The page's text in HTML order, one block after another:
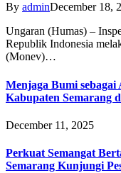
By adminDecember 18,
Ungaran (Humas) –
Republik Indonesia
(Monev)…
Menjaga Bumi
Kabupaten Semarang
December 11, 2025
Perkuat Semangat
Semarang Kunjungi